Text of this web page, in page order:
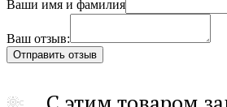
Ваши имя и фамилия
Ваш отзыв: